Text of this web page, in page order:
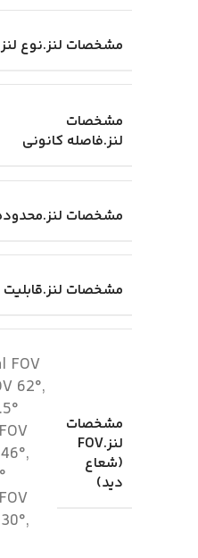
مشخصات لنز.نوع لنز
مشخصات
لنز.فاصله کانونی
مشخصات
مشخصات
مشخصات
لنز.FOV
(شعاع
دید)
FOV
62°,